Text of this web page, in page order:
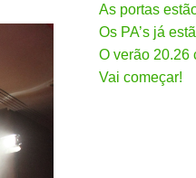
As portas
Os PA’s já
O verão 20.26
Vai começar!